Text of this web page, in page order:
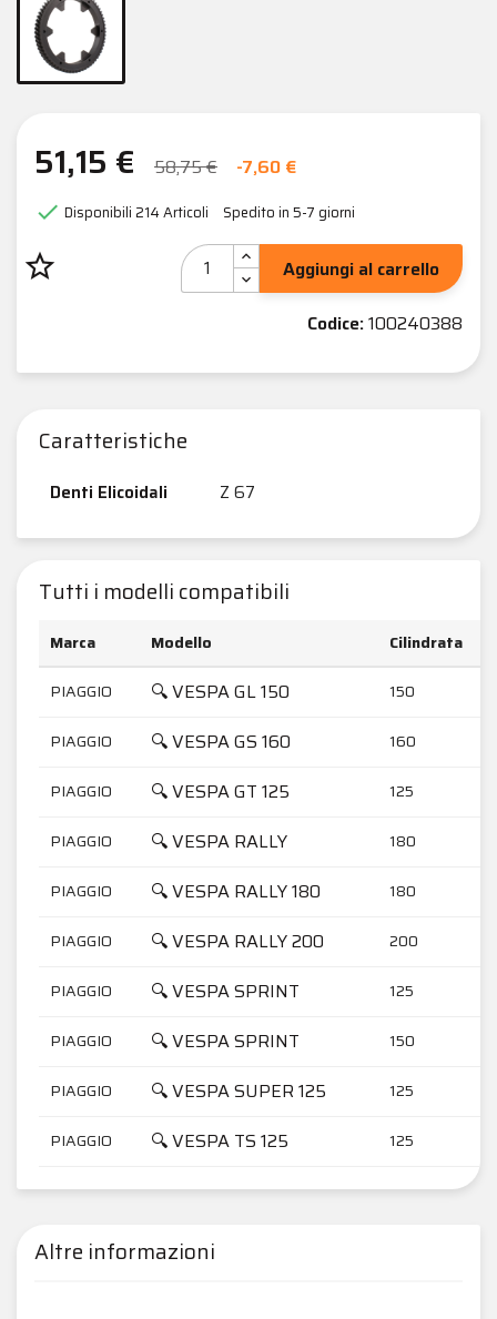
51,15 € 58,75 € -7,60 €
 Disponibili214 Articoli Spedito in 5-7 giorni
star_border
Aggiungi al carrello
Codice:100240388
Caratteristiche
Denti Elicoidali Z 67
Tutti i modelli compatibili
Marca Modello
Cilindrata
PIAGGIO
🔍 VESPA GL 150 150
PIAGGIO 🔍 VESPA GS 160 160
PIAGGIO 🔍 VESPA GT 125 125
PIAGGIO 🔍 VESPA RALLY 180
PIAGGIO 🔍 VESPA RALLY 180 180
PIAGGIO 🔍 VESPA RALLY 200 200
PIAGGIO 🔍 VESPA SPRINT 125
PIAGGIO 🔍 VESPA SPRINT 150
PIAGGIO 🔍 VESPA SUPER 125 125
PIAGGIO 🔍 VESPA TS 125 125
Altre informazioni